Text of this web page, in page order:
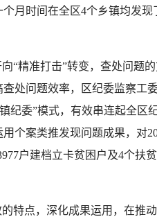
月时间在全区4个乡镇均发现
精准打击”转变，查处问题
处问题效率，区纪委监察工
纪委”模式，有效串连起全区
个案类推发现问题成果，对
户建档立卡贫困户及4个扶
点，深化成果运用，在推